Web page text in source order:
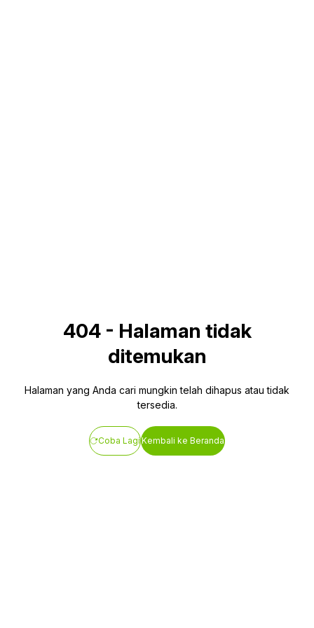
404- Halaman tidak
ditemukan
Halaman yang Anda cari mungkin telah dihapus atau tidak
tersedia.
Coba LagiKembali ke Beranda